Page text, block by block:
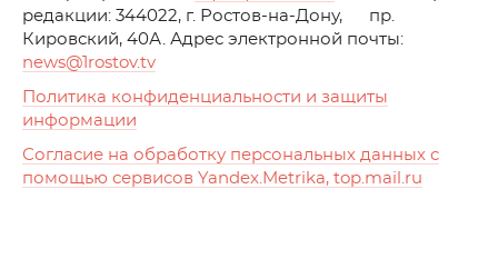
редакции: 344022, г. Ростов-на-Дону, пр.
Кировский, 40А. Адрес электронной почты:
news@1rostov.tv
Политика конфиденциальности и защиты
информации
Согласие на обработку персональных данных с
помощью сервисов Yandex.Metrika, top.mail.ru